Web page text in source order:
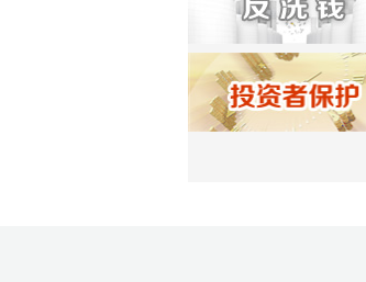
北京营业部：010-65005128
广州营业部：020-28129909，020-
青岛营业部：0532-83101951、